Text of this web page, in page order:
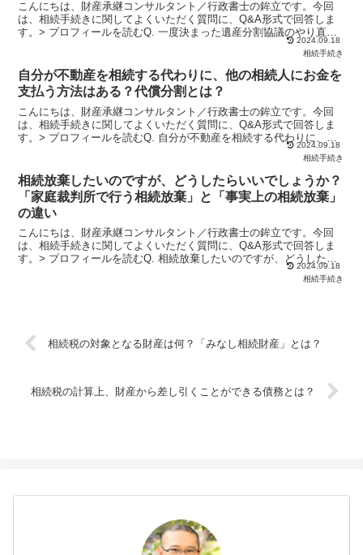
こんにちは、財産承継コンサルタント／行政書士の鉾立です。今回
は、相続手続きに関してよくいただく質問に、Q&A形式で回答しま
す。> プロフィールを読むQ. 一度決まった遺産分割協議のやり直し
は可能でしょうか？父が亡くなり、相続人である兄弟2人...2024.09.18
相続手続き
自分が不動産を相続する代わりに、他の相続人にお金を
支払う方法はある？代償分割とは？
こんにちは、財産承継コンサルタント／行政書士の鉾立です。今回
は、相続手続きに関してよくいただく質問に、Q&A形式で回答しま
す。> プロフィールを読むQ. 自分が不動産を相続する代わりに、他
の相続人にお金を支払う方法はあるのでしょうか？10年... 2024.09.18
相続手続き
相続放棄したいのですが、どうしたらいいでしょうか？
「家庭裁判所で行う相続放棄」と「事実上の相続放棄」
の違い
こんにちは、財産承継コンサルタント／行政書士の鉾立です。今回
は、相続手続きに関してよくいただく質問に、Q&A形式で回答しま
す。> プロフィールを読むQ. 相続放棄したいのですが、どうしたら
いいでしょうか？一度も会ったことがない親類から、突然...2024.09.18
相続手続き
相続税の対象となる財産は何？「みなし相続財産」とは？
相続税の計算上、財産から差し引くことができる債務とは？